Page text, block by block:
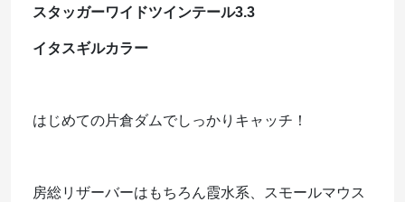
スタッガーワイドツインテール3.3
イタスギルカラー
はじめての片倉ダムでしっかりキャッチ！
房総リザーバーはもちろん霞水系、スモールマウス